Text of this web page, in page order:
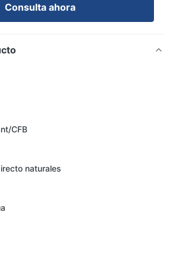
Consulta ahora
CFB
naturales